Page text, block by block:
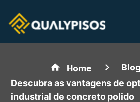
Home
Blog
Descubra as vantagens de
industrial de concreto polido